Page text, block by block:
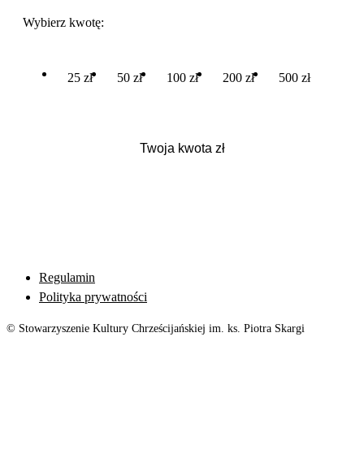
Wybierz kwotę:
25 zł 50 zł 100 zł 200 zł 500 zł
Regulamin
Polityka prywatności
© Stowarzyszenie Kultury Chrześcijańskiej im. ks. Piotra Skargi